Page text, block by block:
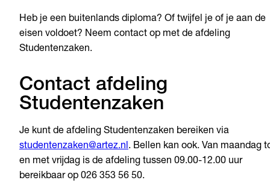
Heb je een buitenlands diploma? Of twijfel je of je aan de
eisen voldoet? Neem contact op met de afdeling
Studentenzaken.
Contact afdeling
Studentenzaken
Je kunt de afdeling Studentenzaken bereiken via
studentenzaken@artez.nl. Bellen kan ook. Van maandag
en met vrijdag is de afdeling tussen 09.00-12.00 uur
bereikbaar op 026 353 56 50.